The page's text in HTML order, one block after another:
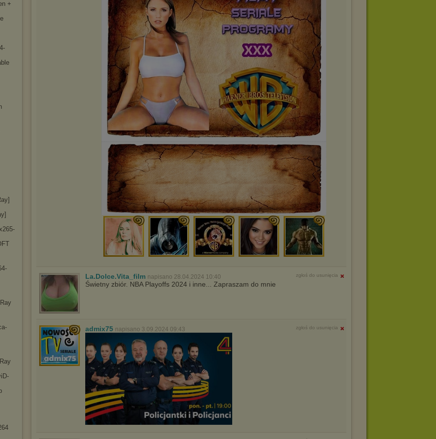
+
65-
4-
a-
-
La.Dolce.Vita_film napisano 28.04.2024 10:40 zgłoś do usunięcia
Świetny zbiór. NBA Playoffs 2024 i inne... Zapraszam do mnie
admix75 napisano 3.09.2024 09:43 zgłoś do usunięcia